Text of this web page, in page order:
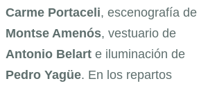
Carme Portaceli, escenografía de
Montse Amenós, vestuario de
Antonio Belart e iluminación de
Pedro Yagüe. En los repartos